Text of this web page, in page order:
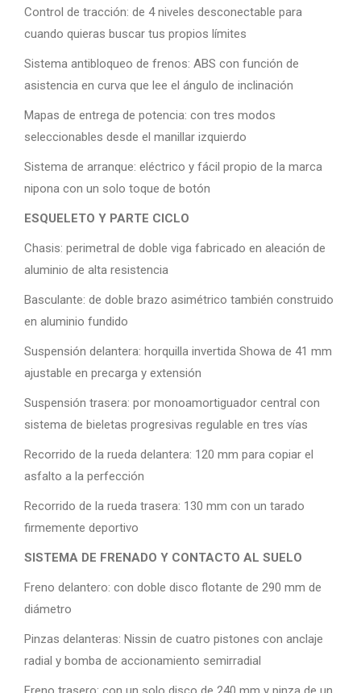
Control de tracción: de 4 niveles desconectable para
cuando quieras buscar tus propios límites
Sistema antibloqueo de frenos: ABS con función de
asistencia en curva que lee el ángulo de inclinación
Mapas de entrega de potencia: con tres modos
seleccionables desde el manillar izquierdo
Sistema de arranque: eléctrico y fácil propio de la marca
nipona con un solo toque de botón
ESQUELETO Y PARTE CICLO
Chasis: perimetral de doble viga fabricado en aleación de
aluminio de alta resistencia
Basculante: de doble brazo asimétrico también construido
en aluminio fundido
Suspensión delantera: horquilla invertida Showa de 41 mm
ajustable en precarga y extensión
Suspensión trasera: por monoamortiguador central con
sistema de bieletas progresivas regulable en tres vías
Recorrido de la rueda delantera: 120 mm para copiar el
asfalto a la perfección
Recorrido de la rueda trasera: 130 mm con un tarado
firmemente deportivo
SISTEMA DE FRENADO Y CONTACTO AL SUELO
Freno delantero: con doble disco flotante de 290 mm de
diámetro
Pinzas delanteras: Nissin de cuatro pistones con anclaje
radial y bomba de accionamiento semirradial